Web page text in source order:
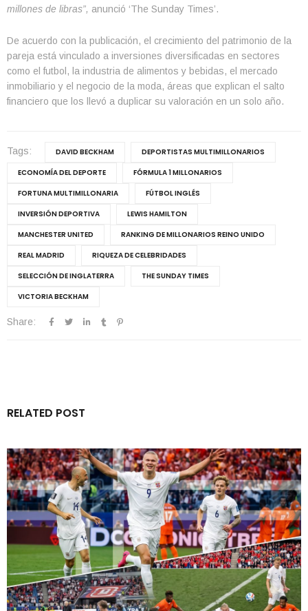
millones de libras”, anunció ‘The Sunday Times’.
De acuerdo con la publicación, el crecimiento del patrimonio de la
pareja está vinculado a inversiones diversificadas en sectores
como el futbol, la industria de alimentos y bebidas, el mercado
inmobiliario y el negocio de la moda, áreas que explican el salto
financiero que los llevó a duplicar su valoración en un solo año.
Tags: DAVID BECKHAM
DEPORTISTAS MULTIMILLONARIOS
ECONOMÍA DEL DEPORTE
FÓRMULA 1 MILLONARIOS
FORTUNA MULTIMILLONARIA
FÚTBOL INGLÉS
INVERSIÓN DEPORTIVA
LEWIS HAMILTON
MANCHESTER UNITED
RANKING DE MILLONARIOS REINO UNIDO
REAL MADRID
RIQUEZA DE CELEBRIDADES
SELECCIÓN DE INGLATERRA
THE SUNDAY TIMES
VICTORIA BECKHAM
Share:
RELATED POST